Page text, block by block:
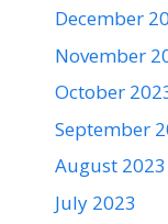
December
November
October
September
August 2023
July 2023